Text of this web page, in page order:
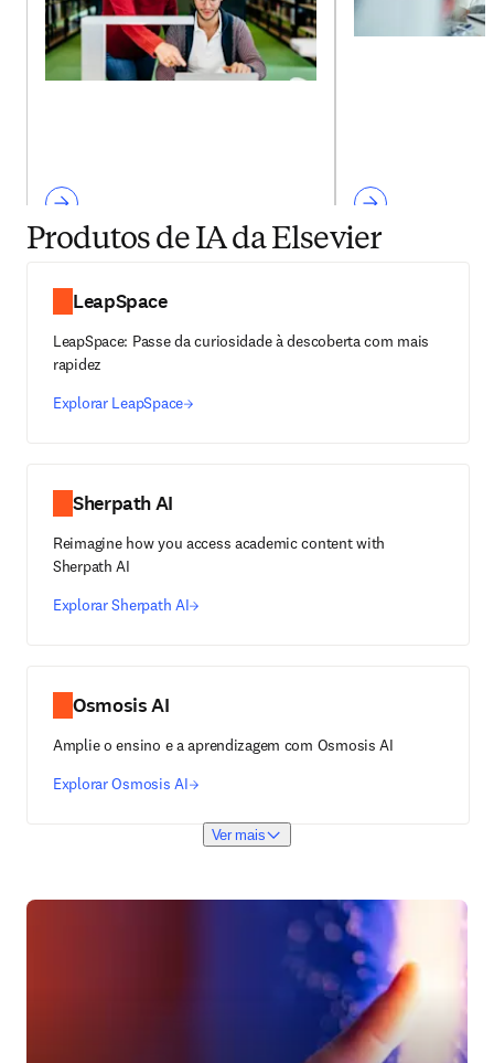
Produtos de IA da Elsevier
LeapSpace
LeapSpace: Passe da curiosidade à descoberta com mais
rapidez
Explorar LeapSpace
Sherpath AI
Reimagine how you access academic content with
Sherpath AI
Explorar Sherpath AI
Osmosis AI
Amplie o ensino e a aprendizagem com Osmosis AI
Explorar Osmosis AI
Ver mais